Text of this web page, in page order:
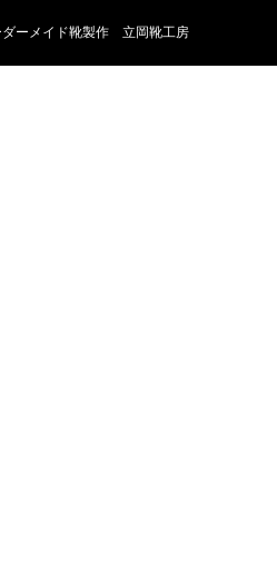
ダーメイド靴製作 立岡靴工房